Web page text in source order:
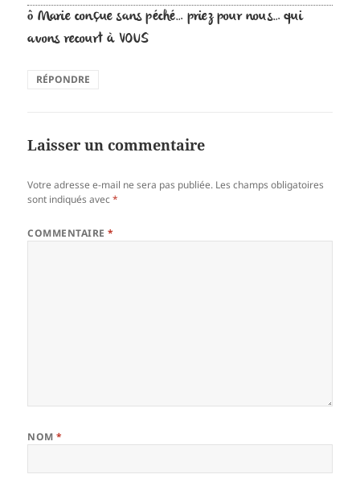
ô Marie conçue sans péché… priez pour nous… qui
avons recourt à VOUS
RÉPONDRE
Laisser un commentaire
Votre adresse e-mail ne sera pas publiée. Les champs obligatoires
sont indiqués avec*
COMMENTAIRE*
NOM*